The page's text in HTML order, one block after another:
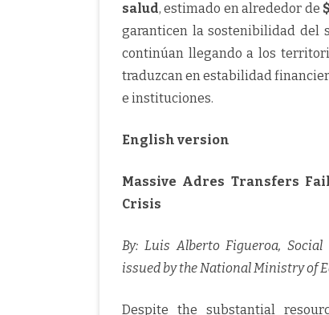
salud, estimado en alrededor de
garanticen la sostenibilidad del
continúan llegando a los
traduzcan en estabilidad
e instituciones.
English version
Massive Adres Transfers
Crisis
By: Luis Alberto Figueroa,
issued by the National Ministry of
Despite the substantial